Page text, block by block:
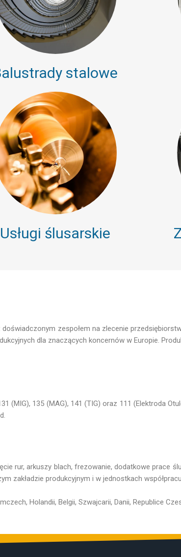
stalowe
Usługi ślusarskie
zespołem na zlecenie
dla znaczących koncernów w Europie.
(MIG), 135 (MAG), 141 (TIG) oraz 111 (Elektroda
rur, arkuszy blach, frezowanie, dodatkowe prace
zakładzie produkcyjnym i w jednostkach
Holandii, Belgii, Szwajcarii, Danii, Republice